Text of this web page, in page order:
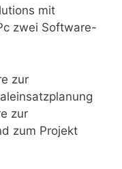
mit
zwei Software-
zur
zur
zum Projekt